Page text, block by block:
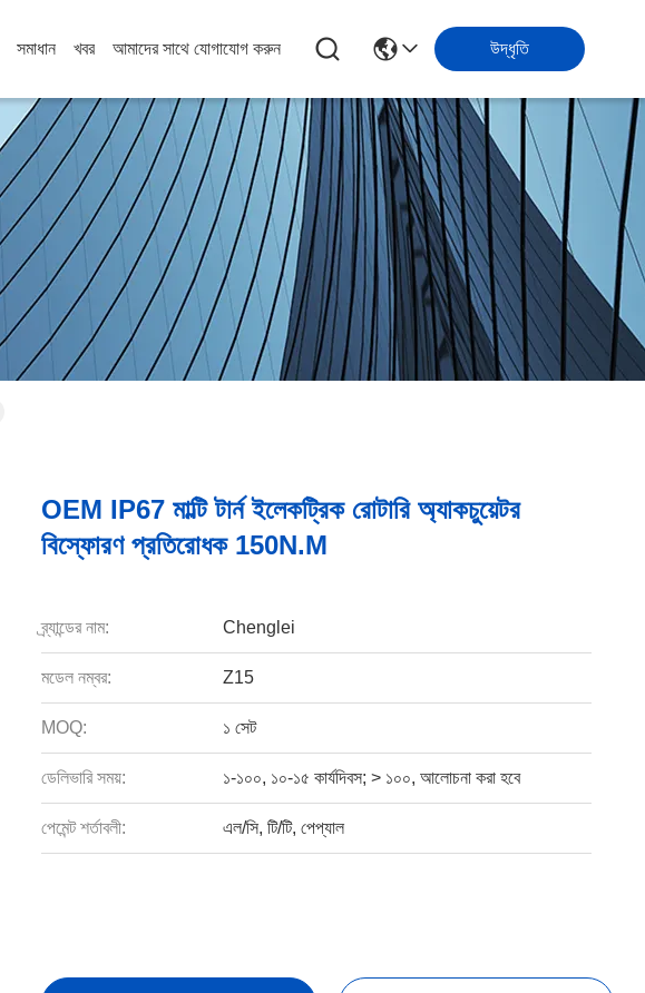
সমাধান খবর আমাদের সাথে যোগাযোগ করুন উদ্ধৃতি
OEM IP67 মাল্টি টার্ন ইলেকট্রিক রোটারি অ্যাকচুয়েটর
বিস্ফোরণ প্রতিরোধক 150N.M
ব্র্যান্ডের নাম: Chenglei
মডেল নম্বর: Z15
MOQ: ১ সেট
ডেলিভারি সময়: ১-১০০, ১০-১৫ কার্যদিবস; > ১০০, আলোচনা করা হবে
পেমেন্ট শর্তাবলী: এল/সি, টি/টি, পেপ্যাল